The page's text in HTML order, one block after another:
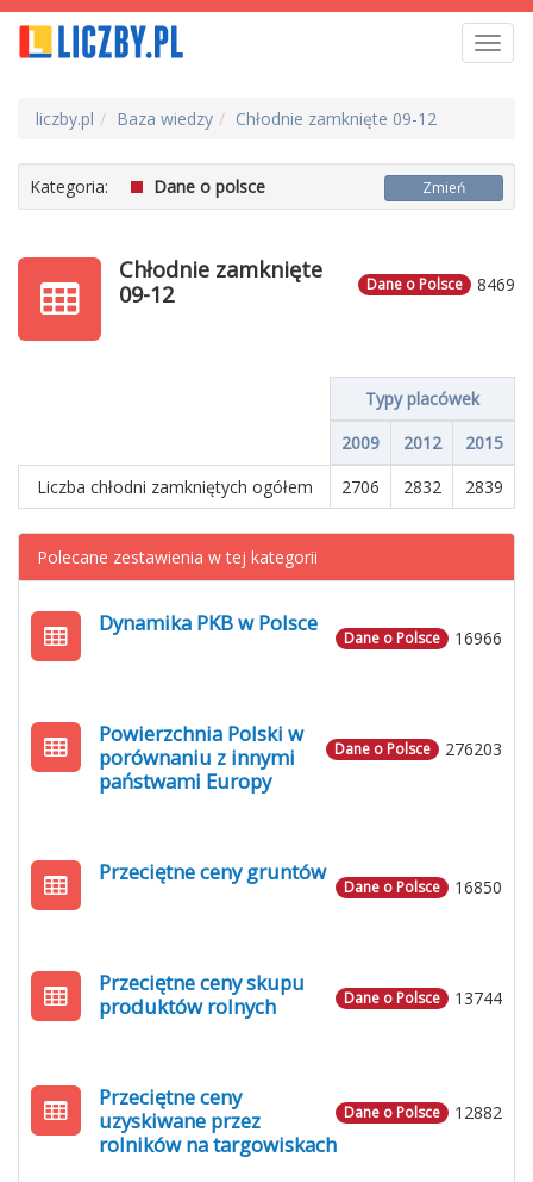
liczby.pl Baza wiedzy Chłodnie zamknięte 09-12
Kategoria: Dane o polsce Zmień
8469
Dane o Polsce
Chłodnie zamknięte
09-12
Typy placówek
2009
2012
2015
Liczba chłodni zamkniętych ogółem
2706 2832 2839
Polecane zestawienia w tej kategorii
16966
Dane o Polsce
Dynamika PKB w Polsce
276203
Dane o Polsce
Powierzchnia Polski w
porównaniu z innymi
państwami Europy
16850
Dane o Polsce
Przeciętne ceny gruntów
13744
Dane o Polsce
Przeciętne ceny skupu
produktów rolnych
12882
Dane o Polsce
Przeciętne ceny
uzyskiwane przez
rolników na targowiskach